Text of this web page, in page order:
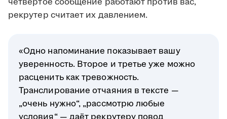
рекрутер считает их давлением.
«Одно напоминание показывает вашу
уверенность. Второе и третье уже можно
расценить как тревожность.
Транслирование отчаяния в тексте —
„очень нужно“, „рассмотрю любые